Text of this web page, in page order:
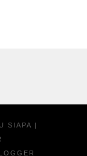
SIAPA |